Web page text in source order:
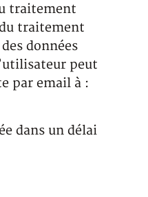
traitement
traitement
données
peut
par email à :
dans un délai